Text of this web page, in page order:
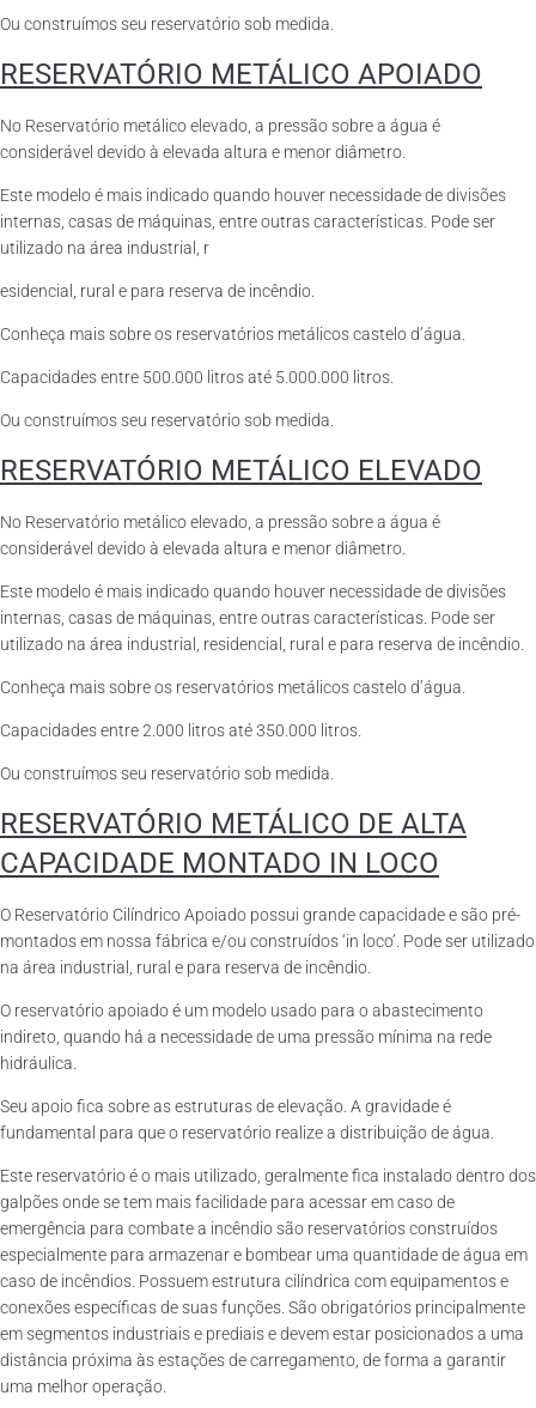
Ou construímos seu reservatório sob medida.
RESERVATÓRIO METÁLICO APOIADO
No Reservatório metálico elevado, a pressão sobre a água é
considerável devido à elevada altura e menor diâmetro.
Este modelo é mais indicado quando houver necessidade de divisões
internas, casas de máquinas, entre outras características. Pode ser
utilizado na área industrial, r
esidencial, rural e para reserva de incêndio.
Conheça mais sobre os reservatórios metálicos castelo d’água.
Capacidades entre 500.000 litros até 5.000.000 litros.
Ou construímos seu reservatório sob medida.
RESERVATÓRIO METÁLICO ELEVADO
No Reservatório metálico elevado, a pressão sobre a água é
considerável devido à elevada altura e menor diâmetro.
Este modelo é mais indicado quando houver necessidade de divisões
internas, casas de máquinas, entre outras características. Pode ser
utilizado na área industrial, residencial, rural e para reserva de incêndio.
Conheça mais sobre os reservatórios metálicos castelo d’água.
Capacidades entre 2.000 litros até 350.000 litros.
Ou construímos seu reservatório sob medida.
RESERVATÓRIO METÁLICO DE ALTA
CAPACIDADE MONTADO IN LOCO
O Reservatório Cilíndrico Apoiado possui grande capacidade e são pré-
montados em nossa fábrica e/ou construídos ‘in loco’. Pode ser utilizado
na área industrial, rural e para reserva de incêndio.
O reservatório apoiado é um modelo usado para o abastecimento
indireto, quando há a necessidade de uma pressão mínima na rede
hidráulica.
Seu apoio fica sobre as estruturas de elevação. A gravidade é
fundamental para que o reservatório realize a distribuição de água.
Este reservatório é o mais utilizado, geralmente fica instalado dentro dos
galpões onde se tem mais facilidade para acessar em caso de
emergência para combate a incêndio são reservatórios construídos
especialmente para armazenar e bombear uma quantidade de água em
caso de incêndios. Possuem estrutura cilíndrica com equipamentos e
conexões específicas de suas funções. São obrigatórios principalmente
em segmentos industriais e prediais e devem estar posicionados a uma
distância próxima às estações de carregamento, de forma a garantir
uma melhor operação.